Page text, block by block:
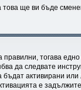
ще ви бъде
тогава
да следвате
активирани
е